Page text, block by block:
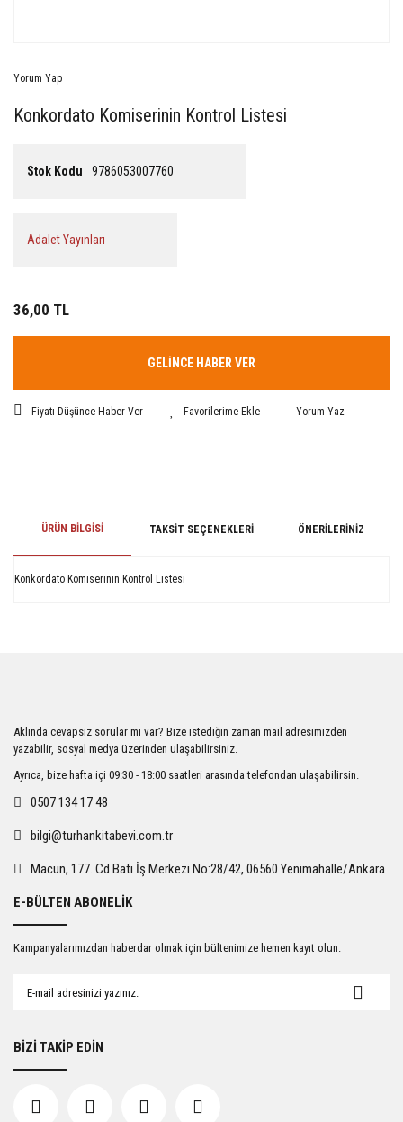
Yorum Yap
Konkordato Komiserinin Kontrol Listesi
Stok Kodu 9786053007760
Adalet Yayınları
36,00 TL
GELİNCE HABER VER
Fiyatı Düşünce Haber Ver Yorum Yaz
ÜRÜN BILGISI TAKSIT SEÇENEKLERI ÖNERILERINIZ
Konkordato Komiserinin Kontrol Listesi
Ürün açıklamasında eksik bilgiler bulunuyor.
Ürün bilgilerinde hatalar bulunuyor.
Ürün fiyatı diğer sitelerden daha pahalı.
Gönder
Aklında cevapsız sorular mı var? Bize istediğin zaman mail adresimizden
yazabilir, sosyal medya üzerinden ulaşabilirsiniz.
Ayrıca, bize hafta içi 09:30 - 18:00 saatleri arasında telefondan ulaşabilirsin.
0507 134 17 48
bilgi@turhankitabevi.com.tr
Macun, 177. Cd Batı İş Merkezi No:28/42, 06560 Yenimahalle/Ankara
E-BÜLTEN ABONELİK
Kampanyalarımızdan haberdar olmak için bültenimize hemen kayıt olun.
BİZİ TAKİP EDİN